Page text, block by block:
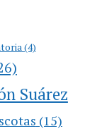
(4)
Suárez
(15)